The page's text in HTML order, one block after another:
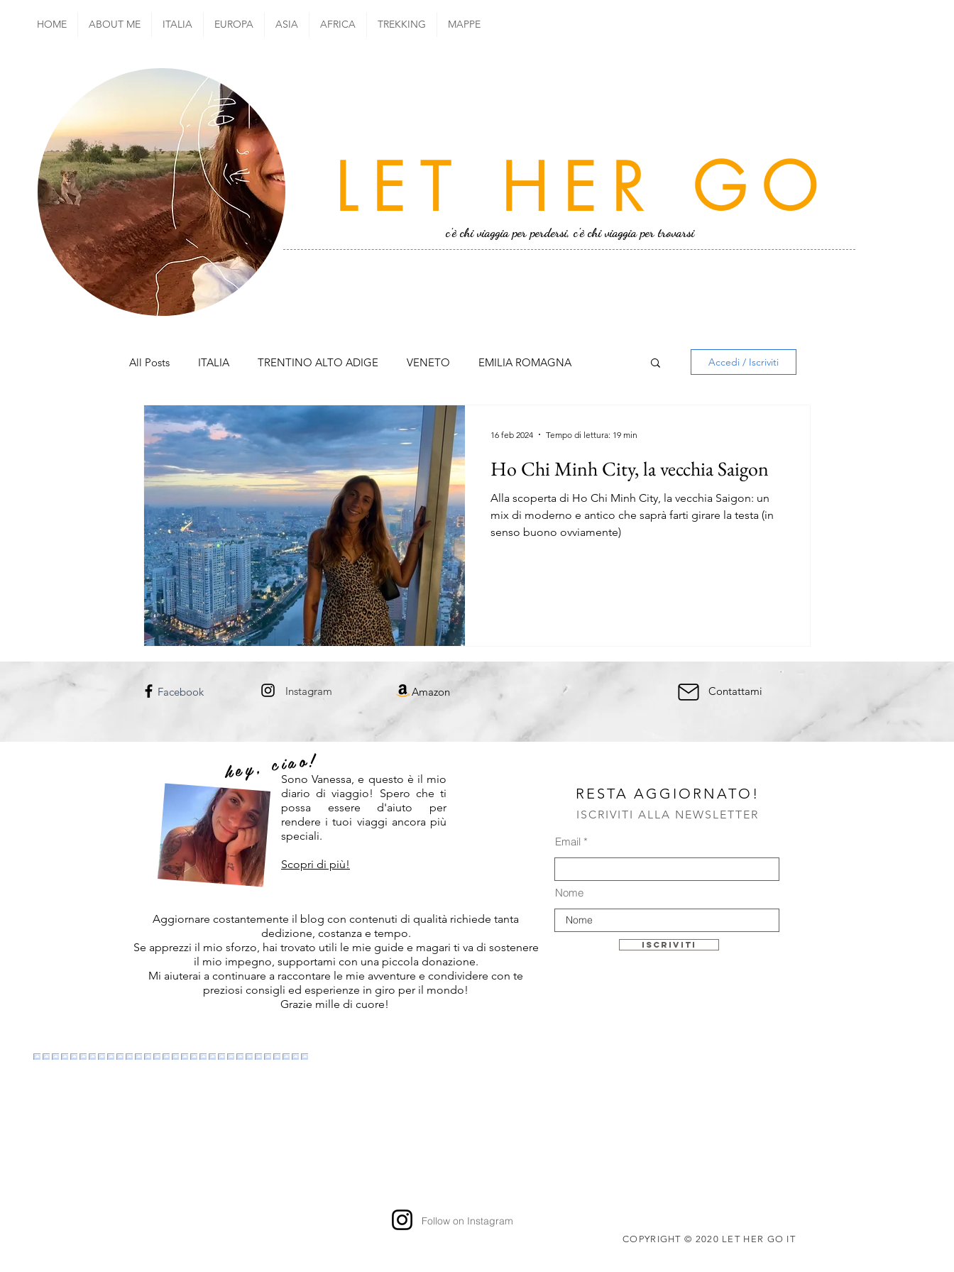
HOME ABOUT ME ITALIA EUROPA ASIA AFRICA TREKKING MAPPE
LET HER GO
c'è chi viaggia per perdersi, c'è chi viaggia per trovarsi
All Posts ITALIA TRENTINO ALTO ADIGE VENETO EMILIA ROMAGNA
TOSCANA MARCHE UMBRIA LAZIO
SICILIA SPAGNA BARCELLONA SIVIGLIA FORMENTERA TENERIFE
LANZAROTE PORTOGALLO PORTOGALLO continentale ISOLE AZZORRE
MADEIRA FRANCIA PARIGI ALSAZIA PAESI BASSI
DANIMARCA UNGHERIA REPUBBLICA CECA
Accedi / Iscriviti
Ho Chi Minh City, la vecchia Saigon
Alla scoperta di Ho Chi Minh City, la vecchia Saigon: un
mix di moderno e antico che saprà farti girare la testa (in
senso buono ovviamente)
16 feb 2024 Tempo di lettura: 19 min
Facebook Instagram Amazon Contattami
hey, ciao!Sono Vanessa, e questo è il mio
diario di viaggio! Spero che ti
possa essere d'aiuto per
rendere i tuoi viaggi ancora più
speciali.
Scopri di più!
RESTA AGGIORNATO!
ISCRIVITI ALLA NEWSLETTER
Email
Nome
Iscriviti
Aggiornare costantemente il blog con contenuti di qualità richiede tanta
dedizione, costanza e tempo.
Se apprezzi il mio sforzo, hai trovato utili le mie guide e magari ti va di sostenere
il mio impegno, supportami con una piccola donazione.
Mi aiuterai a continuare a raccontare le mie avventure e condividere con te
preziosi consigli ed esperienze in giro per il mondo!
Grazie mille di cuore!
Follow on Instagram
COPYRIGHT © 2020 LET HER GO IT